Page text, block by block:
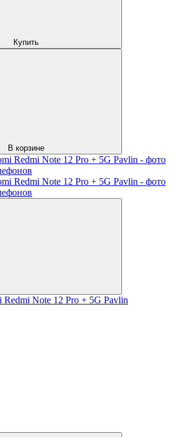
Купить
В корзине
Redmi Note 12 Pro + 5G Pavlin